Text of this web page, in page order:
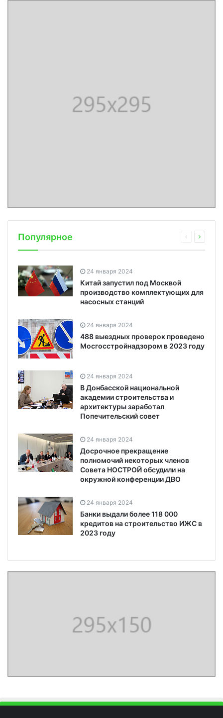
Популярное
24 января 2024
Китай запустил под Москвой
производство комплектующих для
насосных станций
24 января 2024
488 выездных проверок проведено
Мосгосстройнадзором в 2023 году
24 января 2024
В Донбасской национальной
академии строительства и
архитектуры заработал
Попечительский совет
24 января 2024
Досрочное прекращение
полномочий некоторых членов
Совета НОСТРОЙ обсудили на
окружной конференции ДВО
24 января 2024
Банки выдали более 118 000
кредитов на строительство ИЖС в
2023 году